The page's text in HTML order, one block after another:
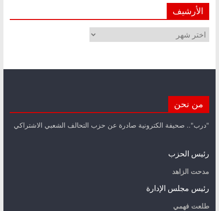
الأرشيف
الأرشيف
من نحن
"درب".. صحيفة الكترونية صادرة عن حزب التحالف الشعبي الاشتراكي
رئيس الحزب
مدحت الزاهد
رئيس مجلس الإدارة
طلعت فهمي